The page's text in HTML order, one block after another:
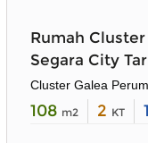
Rumah
Segara City
Cluster Galea
108 m2 2 KT 1